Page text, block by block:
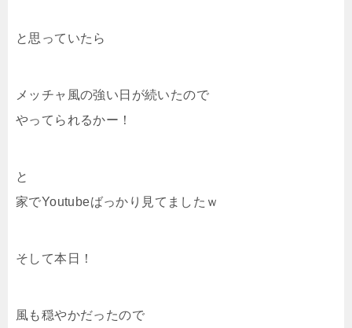
と思っていたら
メッチャ風の強い日が続いたので
やってられるかー！
と
家でYoutubeばっかり見てましたｗ
そして本日！
風も穏やかだったので